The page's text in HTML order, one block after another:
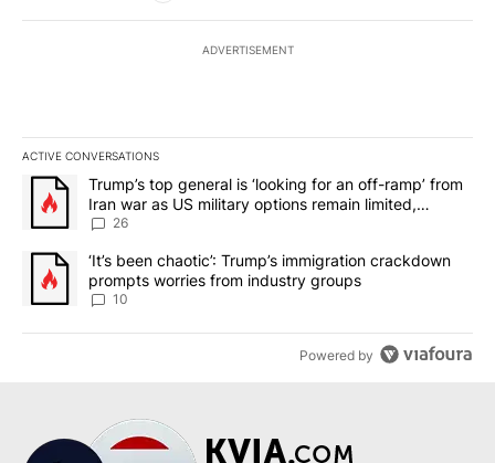
ADVERTISEMENT
ACTIVE CONVERSATIONS
The following is a list of the most commented articles in the last
A trending article titled "Trump’s top general is ‘looking for an
Trump’s top general is ‘looking for an off-ramp’ from
Iran war as US military options remain limited,
sources say
26
A trending article titled "‘It’s been chaotic’: Trump’s
‘It’s been chaotic’: Trump’s immigration crackdown
prompts worries from industry groups
10
Powered by